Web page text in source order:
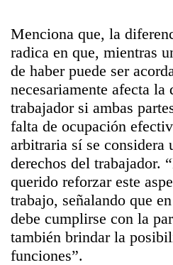
Menciona que, la
radica en que, mientras
de haber puede ser
necesariamente afecta la
trabajador si ambas
falta de ocupación
arbitraria sí se considera
derechos del trabajador.
querido reforzar este
trabajo, señalando que
debe cumplirse con la
también brindar la
funciones”.